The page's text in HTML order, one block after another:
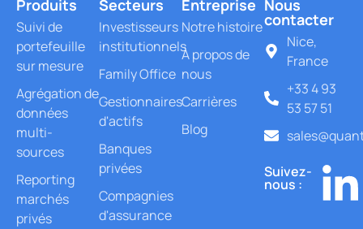
Produits
Suivi de
portefeuille
sur mesure
Agrégation de
données
multi-
sources
Reporting
marchés
privés
Secteurs
Investisseurs
institutionnels
Family Office
Gestionnaires
d'actifs
Banques
privées
Compagnies
d'assurance
Entreprise
Notre histoire
À propos de
nous
Carrières
Blog
Nous
contacter
Nice,
France
+33 4 93
53 57 51
Suivez-
nous :